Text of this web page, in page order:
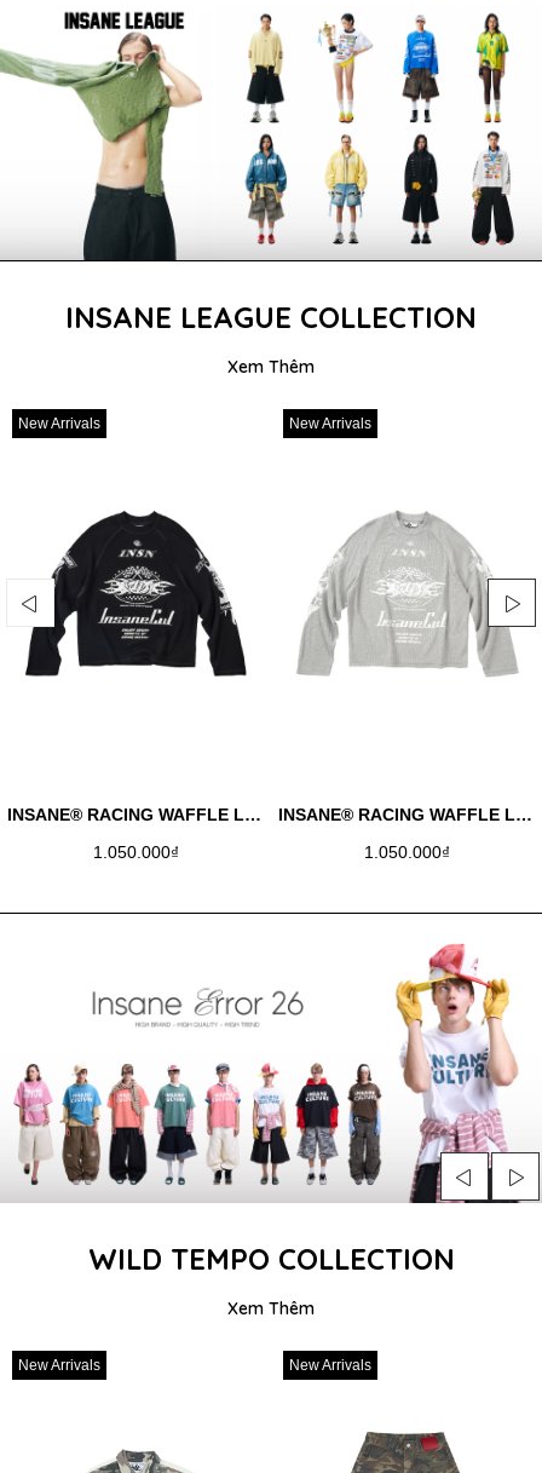
INSANE LEAGUE COLLECTION
Xem Thêm
INSANE® RACING WAFFLE LONGSLEEVE - BLACK
New Arrivals
INSANE® RACING WAFFLE LONGSLEEVE - MELANGE
1.050.000₫
New Arrivals
1.050.000₫
WILD TEMPO COLLECTION
Xem Thêm
New Arrivals